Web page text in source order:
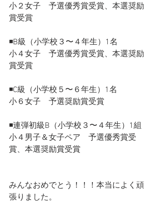
小２女子　予選優秀賞受賞、本選奨励
賞受賞
◾️B級（小学校３〜４年生）1名
小４女子　予選優秀賞受賞、本選奨励
賞受賞
◾️C級（小学校５〜６年生）1名
小６女子　予選奨励賞受賞
◾️連弾初級B（小学校３〜４年生）1組
小４男子＆女子ペア　予選優秀賞受
賞、本選奨励賞受賞
みんなおめでとう！！！本当によく頑
張りました。